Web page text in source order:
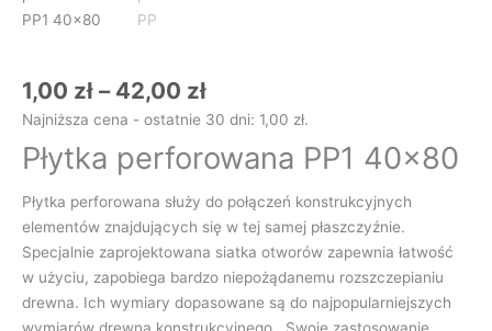
1,00 zł – 42,00 zł
Najniższa cena - ostatnie 30 dni: 1,00 zł.
Płytka perforowana PP1 40×80
Płytka perforowana służy do połączeń konstrukcyjnych
elementów znajdujących się w tej samej płaszczyźnie.
Specjalnie zaprojektowana siatka otworów zapewnia łatwość
w użyciu, zapobiega bardzo niepożądanemu rozszczepianiu
drewna. Ich wymiary dopasowane są do najpopularniejszych
40x80